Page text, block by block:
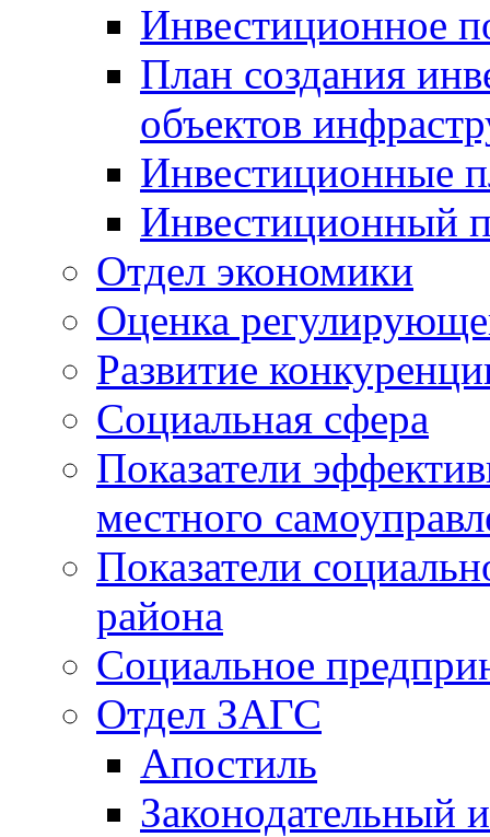
Инвестиционное
План создания
объектов
Инвестиционные
Инвестиционный
Отдел экономики
Оценка
Развитие
Социальная сфера
Показатели
местного
Показатели
района
Социальное
Отдел ЗАГС
Апостиль
Законодательный